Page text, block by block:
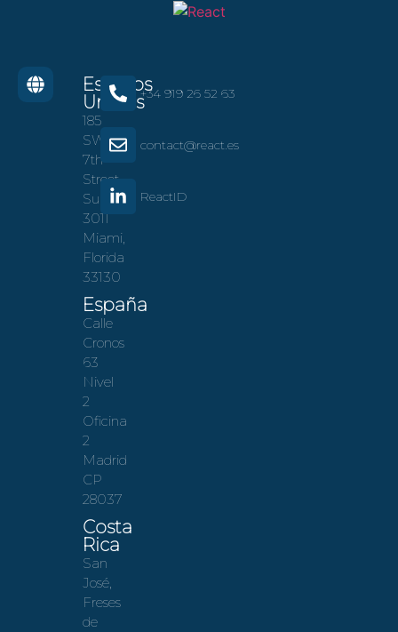
Estados
Unidos
185
SW
7th
Street
Suite
3011
Miami,
Florida
33130
España
Calle
Cronos
63
Nivel
2
Oficina
2
Madrid
CP
28037
Costa
Rica
San
José,
Freses
de
+34 919 26 52 63
contact@react.es
ReactID